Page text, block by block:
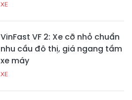
XE
VinFast VF 2: Xe cỡ nhỏ chuẩn
nhu cầu đô thị, giá ngang tầm
xe máy
XE